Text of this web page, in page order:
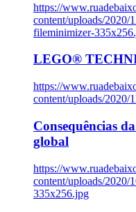
https://
content/uploads/2020/
fileminimizer-
LEGO®
https://
content/uploads/2020/
Consequências
global
https://
content/uploads/2020/
335x256.jpg